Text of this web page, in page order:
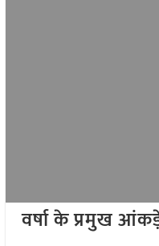
वर्षा के प्रमुख